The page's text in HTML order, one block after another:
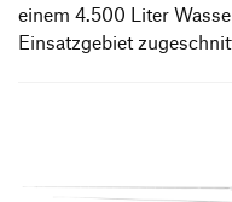
einem 4.500 Liter
Einsatzgebiet